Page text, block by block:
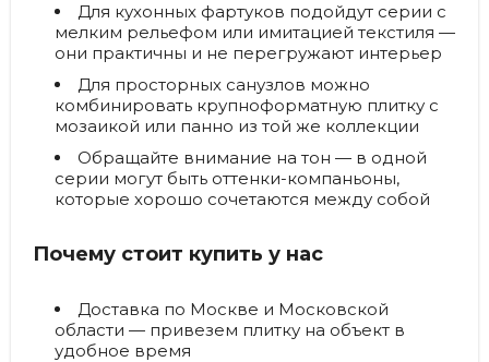
Для кухонных фартуков подойдут серии с
мелким рельефом или имитацией текстиля —
они практичны и не перегружают интерьер
Для просторных санузлов можно
комбинировать крупноформатную плитку с
мозаикой или панно из той же коллекции
Обращайте внимание на тон — в одной
серии могут быть оттенки-компаньоны,
которые хорошо сочетаются между собой
Почему стоит купить у нас
Доставка по Москве и Московской
области — привезем плитку на объект в
удобное время